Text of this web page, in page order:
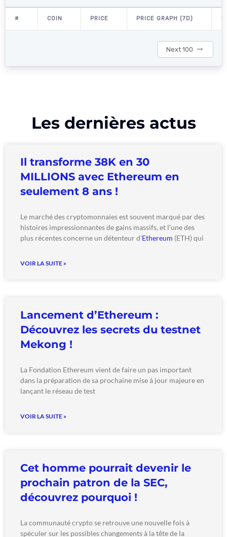
# COIN PRICE PRICE GRAPH (7D)
Next 100
Les dernières actus
Il transforme 38K en 30
MILLIONS avec Ethereum en
seulement 8 ans !
Le marché des cryptomonnaies est souvent marqué par des
histoires impressionnantes de gains massifs, et l’une des
plus récentes concerne un détenteur d’Ethereum (ETH) qui
VOIR LA SUITE »
Lancement d’Ethereum :
Découvrez les secrets du testnet
Mekong !
La Fondation Ethereum vient de faire un pas important
dans la préparation de sa prochaine mise à jour majeure en
lançant le réseau de test
VOIR LA SUITE »
Cet homme pourrait devenir le
prochain patron de la SEC,
découvrez pourquoi !
La communauté crypto se retrouve une nouvelle fois à
spéculer sur les possibles changements à la tête de la